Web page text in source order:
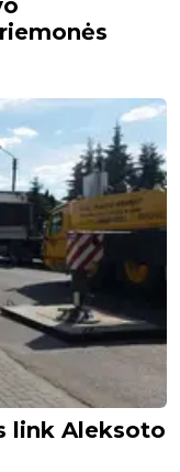
link Aleksoto